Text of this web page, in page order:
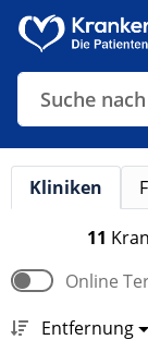
Suche
Kliniken
11
Online
Entfernung